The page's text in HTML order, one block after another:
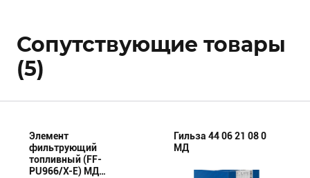
Сопутствующие товары
(5)
Элемент
фильтрующий
топливный (FF-
PU966/X-E) МД
Гильза 44 06 21 08 0
МД